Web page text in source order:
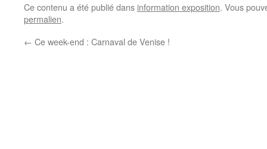
Ce contenu a été publié dans information exposition. Vous
permalien.
← Ce week-end : Carnaval de Venise !